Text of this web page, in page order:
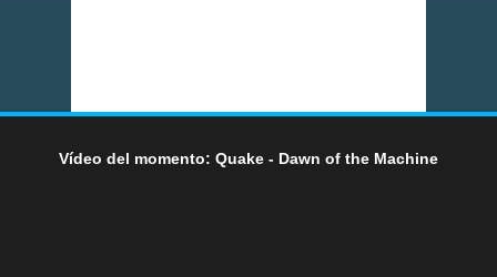
Vídeo del momento: Quake - Dawn of the Machine